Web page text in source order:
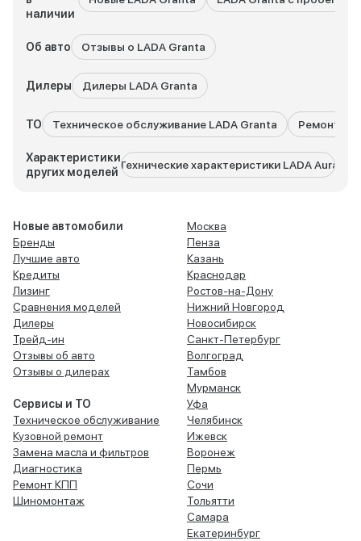
наличии
Об авто Отзывы о LADA Granta
Дилеры Дилеры LADA Granta
ТО Техническое обслуживание LADA Granta Ремонт
Характеристики
других моделей
Технические характеристики LADA Aura
Новые автомобили
Бренды
Лучшие авто
Кредиты
Лизинг
Сравнения моделей
Дилеры
Трейд-ин
Отзывы об авто
Отзывы о дилерах
Сервисы и ТО
Техническое обслуживание
Кузовной ремонт
Замена масла и фильтров
Диагностика
Ремонт КПП
Шиномонтаж
Москва
Пенза
Казань
Краснодар
Ростов-на-Дону
Нижний Новгород
Новосибирск
Санкт-Петербург
Волгоград
Тамбов
Мурманск
Уфа
Челябинск
Ижевск
Воронеж
Пермь
Сочи
Тольятти
Самара
Екатеринбург